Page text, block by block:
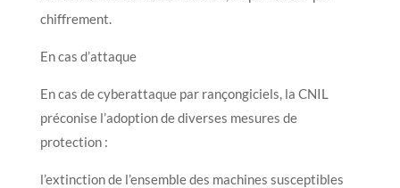
chiffrement.
En cas d’attaque
En cas de cyberattaque par rançongiciels, la CNIL
préconise l’adoption de diverses mesures de
protection :
l’extinction de l’ensemble des machines susceptibles